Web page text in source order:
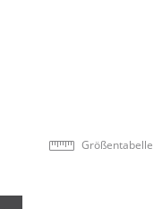
Größentabelle